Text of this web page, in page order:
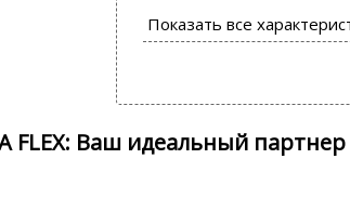
A FLEX: Ваш идеальный